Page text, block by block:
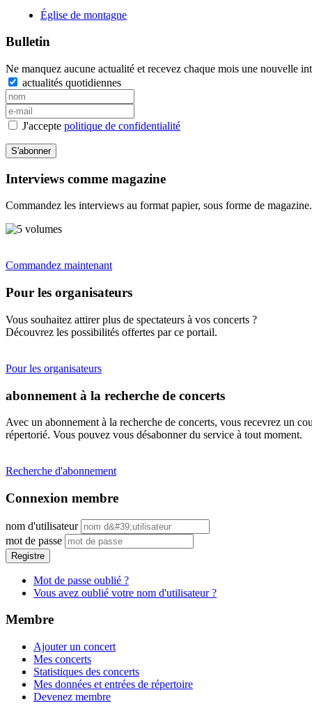
Église de montagne
Bulletin
Ne manquez aucune actualité et recevez chaque mois une nouvelle
actualités quotidiennes
J'accepte politique de confidentialité
S'abonner
Interviews comme magazine
Commandez les interviews au format papier, sous forme de magazine.
Commandez maintenant
Pour les organisateurs
Vous souhaitez attirer plus de spectateurs à vos concerts ?
Découvrez les possibilités offertes par ce portail.
Pour les organisateurs
abonnement à la recherche de concerts
Avec un abonnement à la recherche de concerts, vous recevrez un
répertorié. Vous pouvez vous désabonner du service à tout moment.
Recherche d'abonnement
Connexion membre
nom d'utilisateur
mot de passe
Registre
Mot de passe oublié ?
Vous avez oublié votre nom d'utilisateur ?
Membre
Ajouter un concert
Mes concerts
Statistiques des concerts
Mes données et entrées de répertoire
Devenez membre